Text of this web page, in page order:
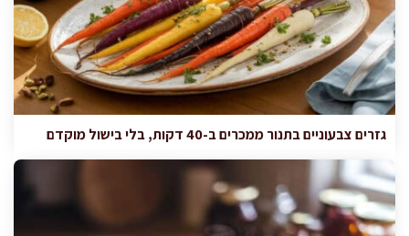
גזרים צבעוניים בתנור ממכרים ב-40 דקות, בלי בישול מוקדם